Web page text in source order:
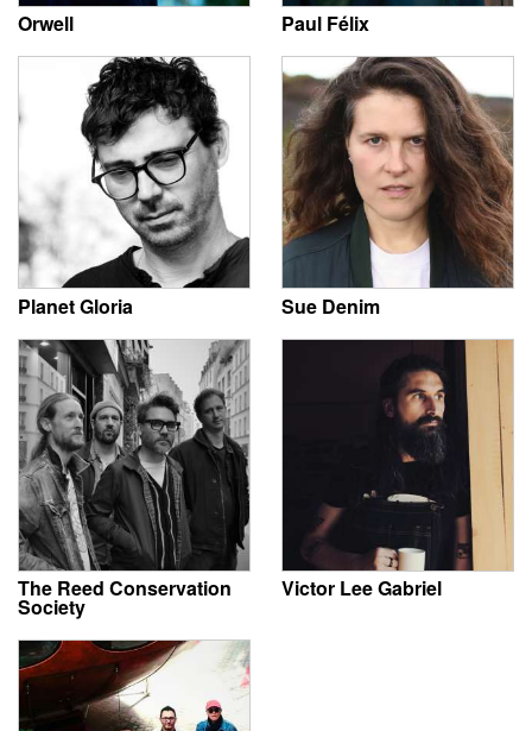
Orwell Paul Félix
Planet Gloria Sue Denim
The Reed Conservation
Society
Victor Lee Gabriel